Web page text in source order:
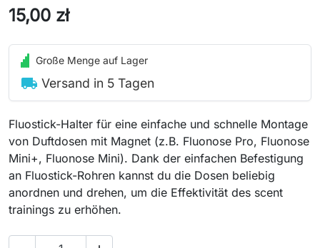
15,00 zł
Große Menge auf Lager
local_shipping Versand in 5 Tagen
Fluostick-Halter für eine einfache und schnelle Montage
von Duftdosen mit Magnet (z.B. Fluonose Pro, Fluonose
Mini+, Fluonose Mini). Dank der einfachen Befestigung
an Fluostick-Rohren kannst du die Dosen beliebig
anordnen und drehen, um die Effektivität des scent
trainings zu erhöhen.